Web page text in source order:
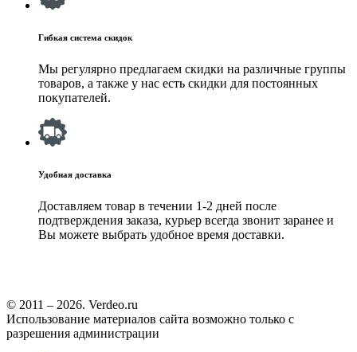
Гибкая система скидок
Мы регулярно предлагаем скидки на различные группы
товаров, а также у нас есть скидки для постоянных
покупателей.
Удобная доставка
Доставляем товар в течении 1-2 дней после
подтверждения заказа, курьер всегда звонит заранее и
Вы можете выбрать удобное время доставки.
© 2011 – 2026. Verdeo.ru
Использование материалов сайта возможно только с
разрешения администрации